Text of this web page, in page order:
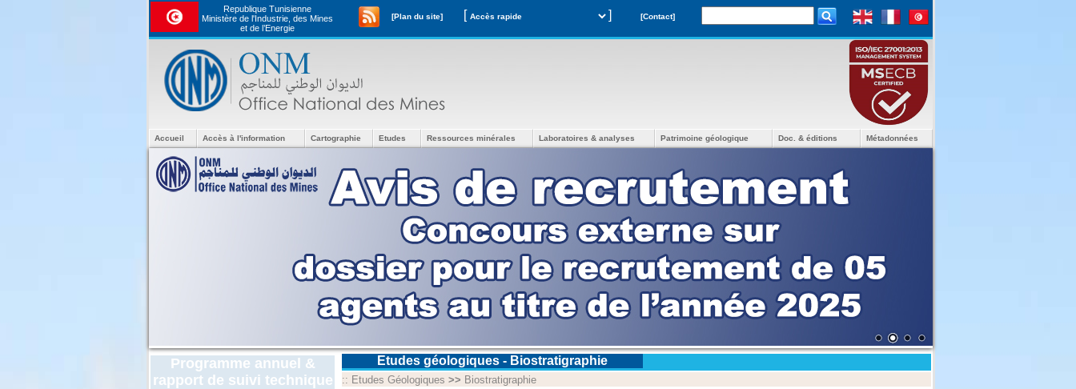
Republique Tunisienne
Ministère de l'Industrie, des Mines
et de l’Energie
[Plan du site] [ ] [Contact]
Accueil Accès à l'information Cartographie Etudes Ressources minérales Laboratoires & analyses Patrimoine géologique Doc. & éditions Métadonnées
Programme annuel &
rapport de suivi technique
Etudes géologiques - Biostratigraphie
:: Etudes Géologiques >> Biostratigraphie